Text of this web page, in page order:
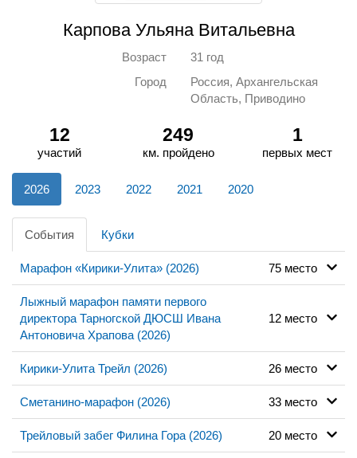
Карпова Ульяна Витальевна
Возраст
31 год
Город
Россия, Архангельская
Область, Приводино
12
участий
249
км. пройдено
1
первых мест
2026 2023 2022 2021 2020
События Кубки
Марафон «Кирики-Улита» (2026) 75 место
Лыжный марафон памяти первого
директора Тарногской ДЮСШ Ивана
Антоновича Храпова (2026)
12 место
Кирики-Улита Трейл (2026) 26 место
Сметанино-марафон (2026) 33 место
Трейловый забег Филина Гора (2026) 20 место